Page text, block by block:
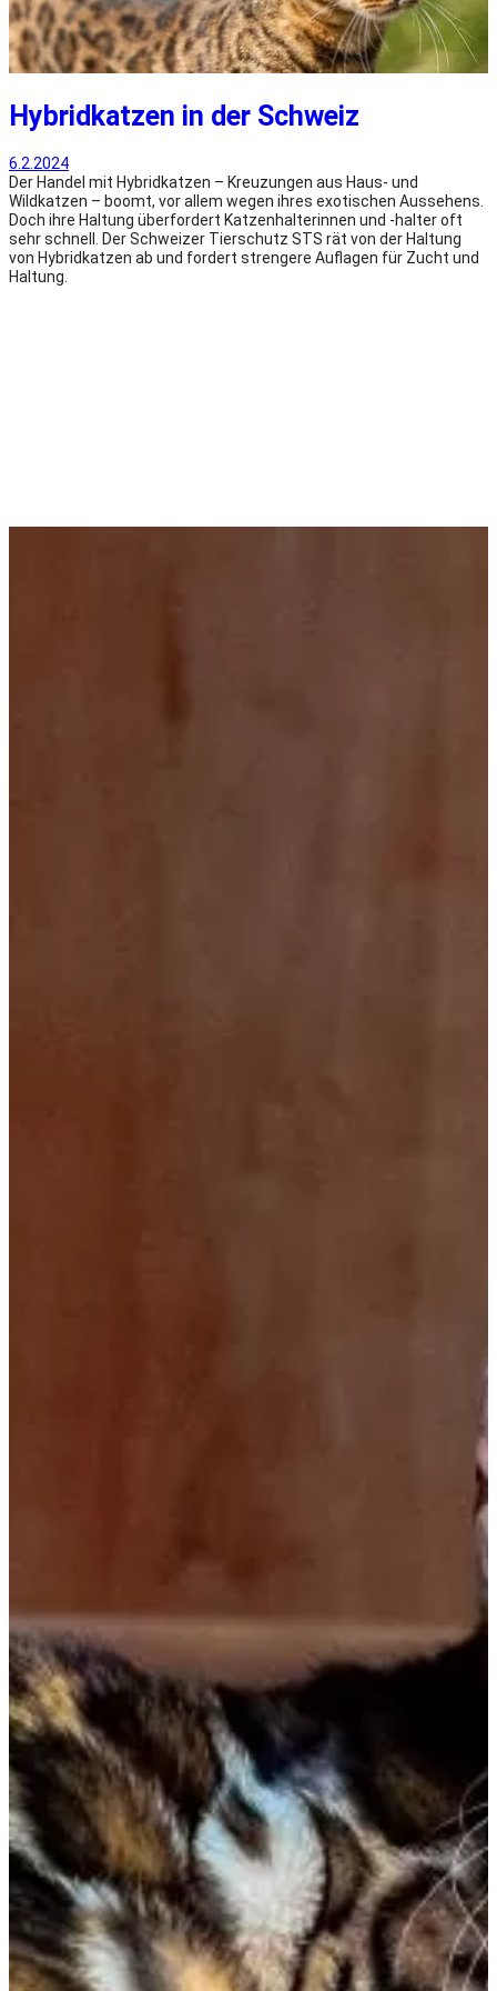
Hybridkatzen in der Schweiz
6.2.2024
Der Handel mit Hybridkatzen – Kreuzungen aus Haus- und
Wildkatzen – boomt, vor allem wegen ihres exotischen Aussehens.
Doch ihre Haltung überfordert Katzenhalterinnen und -halter oft
sehr schnell. Der Schweizer Tierschutz STS rät von der Haltung
von Hybridkatzen ab und fordert strengere Auflagen für Zucht und
Haltung.